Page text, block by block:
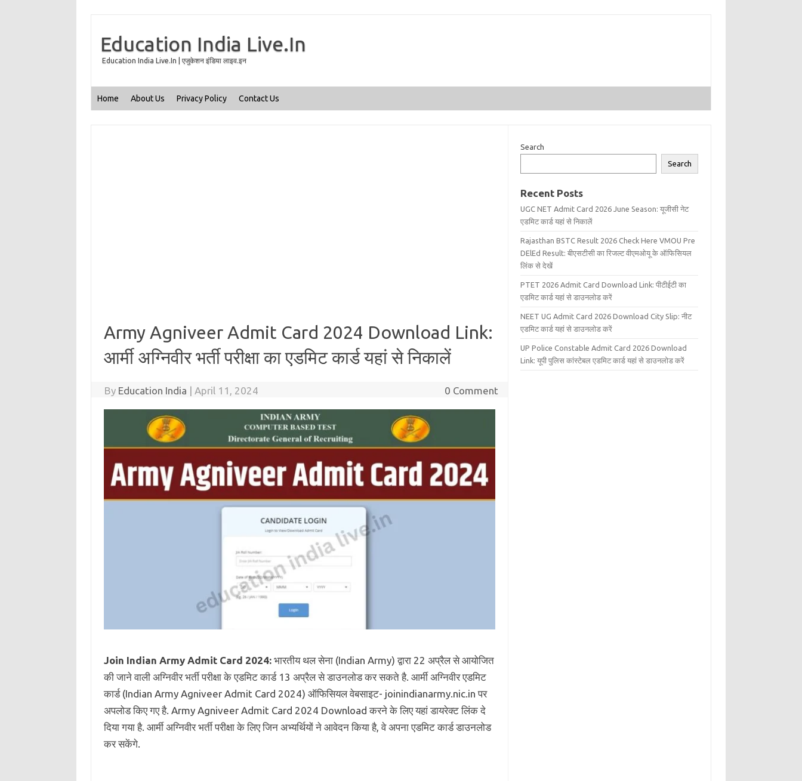
Education India Live.In
Education India Live.In | एजुकेशन इंडिया लाइव.इन
Home About Us Privacy Policy Contact Us
Army Agniveer Admit Card 2024 Download Link:
आर्मी अग्निवीर भर्ती परीक्षा का एडमिट कार्ड यहां से निकालें
By Education India | April 11, 2024 0 Comment
Join Indian Army Admit Card 2024:भारतीय थल सेना (Indian Army) द्वारा 22 अप्रैल से आयोजित
की जाने वाली अग्निवीर भर्ती परीक्षा के एडमिट कार्ड 13 अप्रैल से डाउनलोड कर सकते है. आर्मी अग्निवीर एडमिट
कार्ड (Indian Army Agniveer Admit Card 2024) ऑफिसियल वेबसाइट- joinindianarmy.nic.in पर
अपलोड किए गए है. Army Agniveer Admit Card 2024 Download करने के लिए यहां डायरेक्ट लिंक दे
दिया गया है. आर्मी अग्निवीर भर्ती परीक्षा के लिए जिन अभ्यर्थियों ने आवेदन किया है, वे अपना एडमिट कार्ड डाउनलोड
कर सकेंगे.
Search
Search
Recent Posts
UGC NET Admit Card 2026 June Season: यूजीसी नेट
एडमिट कार्ड यहां से निकालें
Rajasthan BSTC Result 2026 Check Here VMOU Pre
DElEd Result: बीएसटीसी का रिजल्ट वीएमओयू के ऑफिसियल
लिंक से देखें
PTET 2026 Admit Card Download Link: पीटीईटी का
एडमिट कार्ड यहां से डाउनलोड करें
NEET UG Admit Card 2026 Download City Slip: नीट
एडमिट कार्ड यहां से डाउनलोड करें
UP Police Constable Admit Card 2026 Download
Link: यूपी पुलिस कांस्टेबल एडमिट कार्ड यहां से डाउनलोड करें